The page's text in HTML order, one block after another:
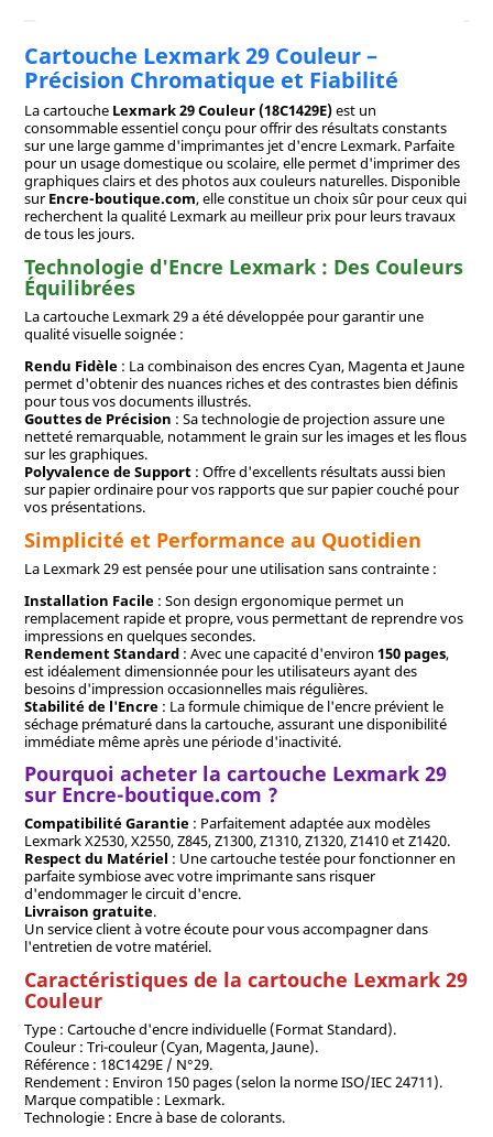
Cartouche Lexmark 29 Couleur –
Précision Chromatique et Fiabilité
La cartouche Lexmark 29 Couleur (18C1429E)est un
consommable essentiel conçu pour offrir des résultats constants
sur une large gamme d'imprimantes jet d'encre Lexmark. Parfaite
pour un usage domestique ou scolaire, elle permet d'imprimer des
graphiques clairs et des photos aux couleurs naturelles. Disponible
surEncre-boutique.com, elle constitue un choix sûr pour ceux qui
recherchent la qualité Lexmark au meilleur prix pour leurs travaux
de tous les jours.
Technologie d'Encre Lexmark : Des Couleurs
Équilibrées
La cartouche Lexmark 29 a été développée pour garantir une
qualité visuelle soignée :
Rendu Fidèle: La combinaison des encres Cyan, Magenta et Jaune
permet d'obtenir des nuances riches et des contrastes bien définis
pour tous vos documents illustrés.
Gouttes de Précision : Sa technologie de projection assure une
netteté remarquable, notamment le grain sur les images et les flous
sur les graphiques.
Polyvalence de Support: Offre d'excellents résultats aussi bien
sur papier ordinaire pour vos rapports que sur papier couché pour
vos présentations.
Simplicité et Performance au Quotidien
La Lexmark 29 est pensée pour une utilisation sans contrainte :
Installation Facile: Son design ergonomique permet un
remplacement rapide et propre, vous permettant de reprendre vos
impressions en quelques secondes.
Rendement Standard: Avec une capacité d'environ 150 pages,
est idéalement dimensionnée pour les utilisateurs ayant des
besoins d'impression occasionnelles mais régulières.
Stabilité de l'Encre: La formule chimique de l'encre prévient le
séchage prématuré dans la cartouche, assurant une disponibilité
immédiate même après une période d'inactivité.
Pourquoi acheter la cartouche Lexmark 29
sur Encre-boutique.com ?
Compatibilité Garantie: Parfaitement adaptée aux modèles
Lexmark X2530, X2550, Z845, Z1300, Z1310, Z1320, Z1410 et Z1420.
Respect du Matériel : Une cartouche testée pour fonctionner en
parfaite symbiose avec votre imprimante sans risquer
d'endommager le circuit d'encre.
Livraison gratuite.
Un service client à votre écoute pour vous accompagner dans
l'entretien de votre matériel.
Caractéristiques de la cartouche Lexmark 29
Couleur
Type : Cartouche d'encre individuelle (Format Standard).
Couleur : Tri-couleur (Cyan, Magenta, Jaune).
Référence : 18C1429E / N°29.
Rendement : Environ 150 pages (selon la norme ISO/IEC 24711).
Marque compatible : Lexmark.
Technologie : Encre à base de colorants.